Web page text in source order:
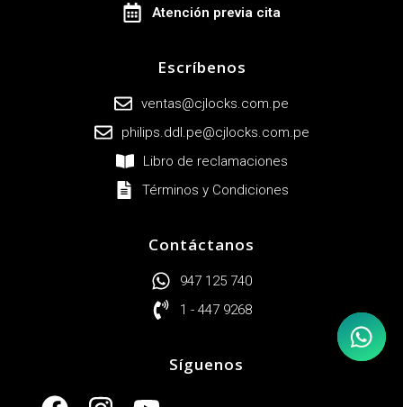
Atención previa cita
Escríbenos
ventas@cjlocks.com.pe
philips.ddl.pe@cjlocks.com.pe
Libro de reclamaciones
Términos y Condiciones
Contáctanos
947 125 740
1 - 447 9268
Síguenos